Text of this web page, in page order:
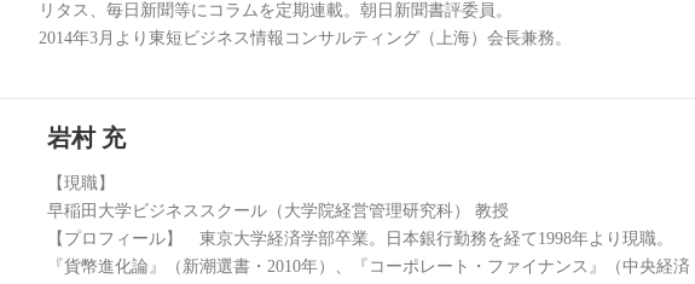
リタス、毎日新聞等にコラムを定期連載。朝日新聞書評委員。
2014年3月より東短ビジネス情報コンサルティング（上海）会長兼務。
岩村 充
【現職】
早稲田大学ビジネススクール（大学院経営管理研究科） 教授
【プロフィール】 東京大学経済学部卒業。日本銀行勤務を経て1998年より現職。
『貨幣進化論』（新潮選書・2010年）、『コーポレート・ファイナンス』（中央経済